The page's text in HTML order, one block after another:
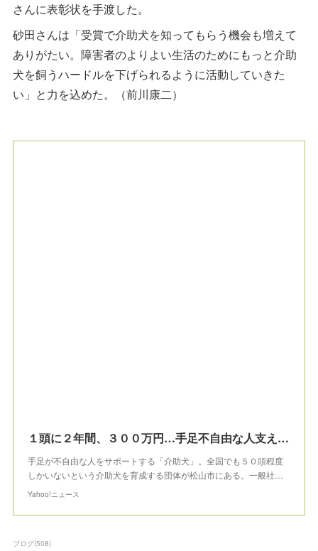
さんに表彰状を手渡した。
砂田さんは「受賞で介助犬を知ってもらう機会も増えて
ありがたい。障害者のよりよい生活のためにもっと介助
犬を飼うハードルを下げられるように活動していきた
い」と力を込めた。（前川康二）
１頭に２年間、３００万円…手足不自由な人支える「介助犬」、育成の原動力は利用者の声（産経新聞） - Yahoo!ニュース
手足が不自由な人をサポートする「介助犬」。全国でも５０頭程度
しかいないという介助犬を育成する団体が松山市にある。一般社…
Yahoo!ニュース
ブログ(508)